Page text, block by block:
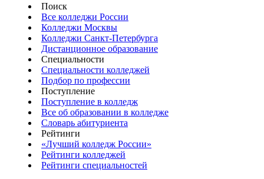
Поиск
Все колледжи России
Колледжи Москвы
Колледжи Санкт-Петербурга
Дистанционное образование
Специальности
Специальности колледжей
Подбор по профессии
Поступление
Поступление в колледж
Все об образовании в колледже
Словарь абитуриента
Рейтинги
«Лучший колледж России»
Рейтинги колледжей
Рейтинги специальностей